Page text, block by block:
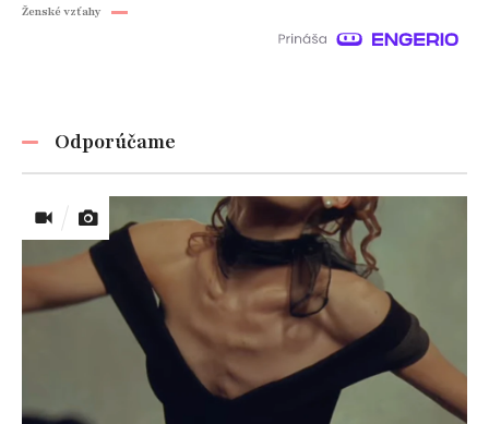
Ženské vzťahy
Odporúčame